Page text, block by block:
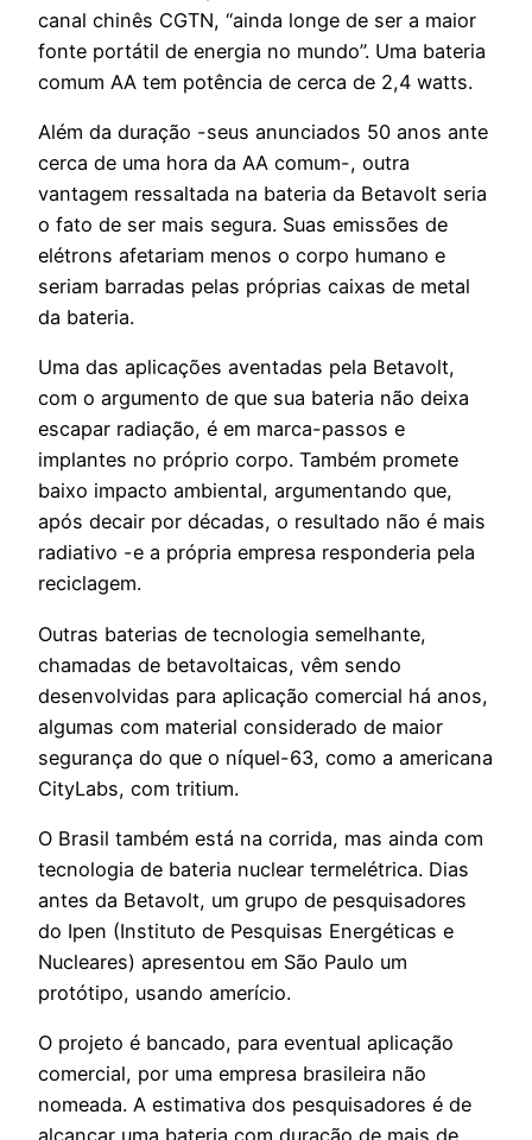
canal chinês CGTN, “ainda longe de ser a maior
fonte portátil de energia no mundo”. Uma bateria
comum AA tem potência de cerca de 2,4 watts.
Além da duração -seus anunciados 50 anos ante
cerca de uma hora da AA comum-, outra
vantagem ressaltada na bateria da Betavolt seria
o fato de ser mais segura. Suas emissões de
elétrons afetariam menos o corpo humano e
seriam barradas pelas próprias caixas de metal
da bateria.
Uma das aplicações aventadas pela Betavolt,
com o argumento de que sua bateria não deixa
escapar radiação, é em marca-passos e
implantes no próprio corpo. Também promete
baixo impacto ambiental, argumentando que,
após decair por décadas, o resultado não é mais
radiativo -e a própria empresa responderia pela
reciclagem.
Outras baterias de tecnologia semelhante,
chamadas de betavoltaicas, vêm sendo
desenvolvidas para aplicação comercial há anos,
algumas com material considerado de maior
segurança do que o níquel-63, como a americana
CityLabs, com tritium.
O Brasil também está na corrida, mas ainda com
tecnologia de bateria nuclear termelétrica. Dias
antes da Betavolt, um grupo de pesquisadores
do Ipen (Instituto de Pesquisas Energéticas e
Nucleares) apresentou em São Paulo um
protótipo, usando amerício.
O projeto é bancado, para eventual aplicação
comercial, por uma empresa brasileira não
nomeada. A estimativa dos pesquisadores é de